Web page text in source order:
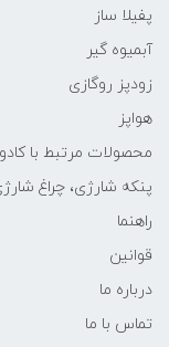
پفیلا ساز
آبمیوه گیر
زودپز روگازی
هواپز
محصولات مرتبط با
پنکه شارژی، چراغ
راهنما
قوانین
درباره ما
تماس با ما